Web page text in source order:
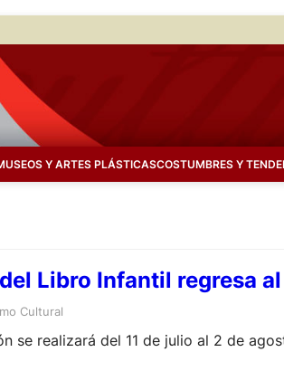
Y ARTES PLÁSTICASCOSTUMBRES Y
Libro Infantil regresa
Cultural
se realizará del 11 de julio al 2 de